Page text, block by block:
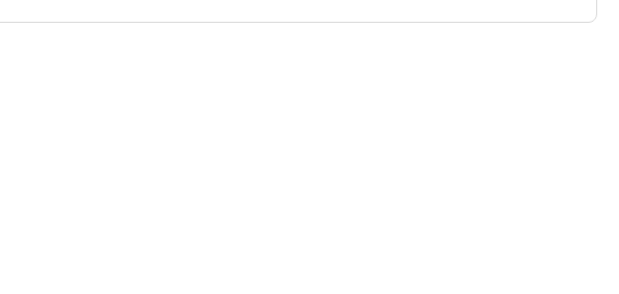
بتشكيل وتحديد أفضل ميزاتك وإبرازها للحصول على هذا التوهج الساحر. أحمر الخدود